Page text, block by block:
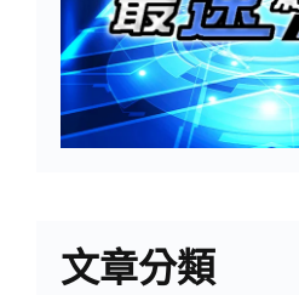
文章分類